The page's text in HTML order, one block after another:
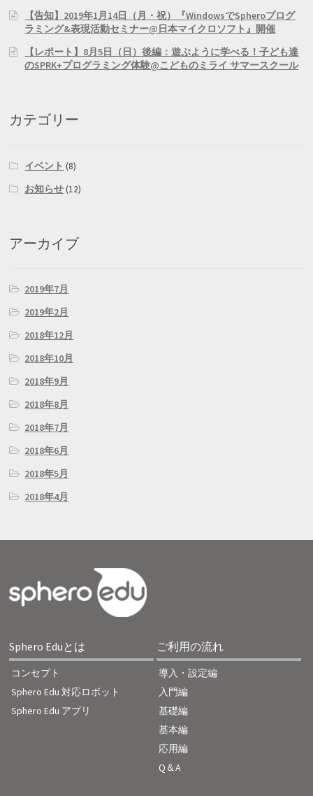
【告知】2019年1月14日（月・祝）『WindowsでSpheroプログ
ラミング&表現活動セミナー@日本マイクロソフト』開催
【レポート】8月5日（日）後編：遊ぶように学べる！子ども達
のSPRK+プログラミング体験@こどものミライ サマースクール
カテゴリー
イベント (8)
お知らせ(12)
アーカイブ
2019年7月
2019年2月
2018年12月
2018年10月
2018年9月
2018年8月
2018年7月
2018年6月
2018年5月
2018年4月
Sphero Eduとは
コンセプト
Sphero Edu 対応ロボット
Sphero Edu アプリ
ご利用の流れ
導入・設定編
入門編
基礎編
基本編
応用編
Q＆A